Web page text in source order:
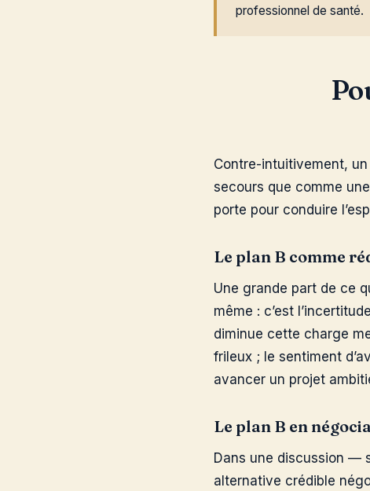
professionnel de santé.
Contre-intuitivement,
secours que comme
porte pour conduire
Le plan B comme
Une grande part de ce
même : c’est
diminue cette charge
frileux ; le sentiment
avancer un projet
Le plan B en
Dans une discussion —
alternative crédible